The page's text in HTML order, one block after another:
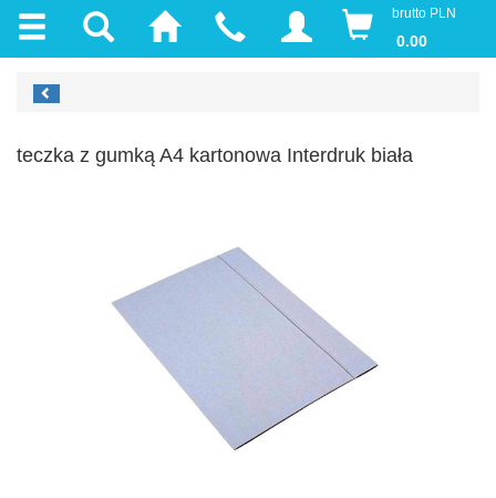
brutto PLN
0.00
teczka z gumką A4 kartonowa Interdruk biała